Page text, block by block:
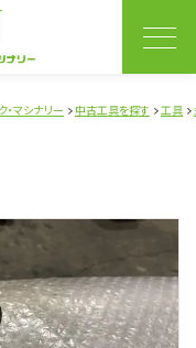
マシナリー 中古工具を探す 工具